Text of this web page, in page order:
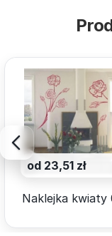
od 23,51 zł
Naklejka kwiaty